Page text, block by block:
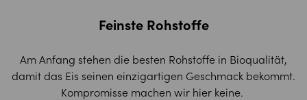
Feinste Rohstoffe
Am Anfang stehen die besten Rohstoffe in Bioqualität,
damit das Eis seinen einzigartigen Geschmack bekommt.
Kompromisse machen wir hier keine.